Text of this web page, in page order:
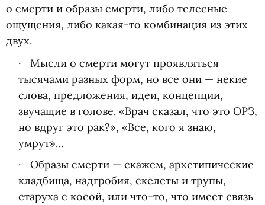
о смерти и образы смерти, либо телесные
ощущения, либо какая-то комбинация из этих
двух.
Мысли о смерти могут проявляться
тысячами разных форм, но все они — некие
слова, предложения, идеи, концепции,
звучащие в голове. «Врач сказал, что это ОРЗ,
но вдруг это рак?», «Все, кого я знаю,
умрут»…
Образы смерти — скажем, архетипические
кладбища, надгробия, скелеты и трупы,
старуха с косой, или что-то, что имеет связь